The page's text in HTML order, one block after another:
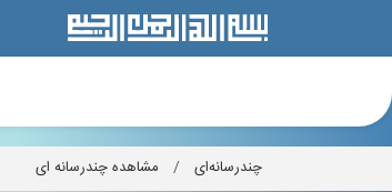
چندرسانه‌ای / مشاهده چندرسانه ای